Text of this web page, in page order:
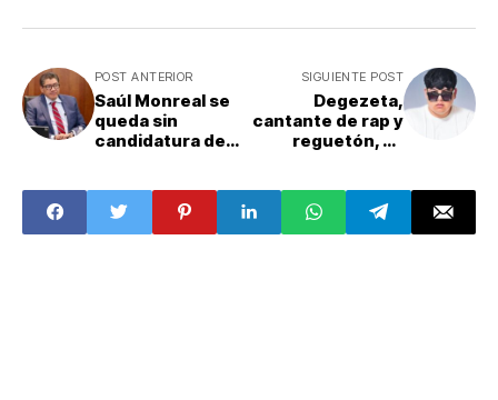
POST ANTERIOR
Saúl Monreal se
queda sin
candidatura de
puedo participar
en este
momento'
SIGUIENTE POST
Degezeta,
cantante de rap y
reguetón, es
Sinaloa